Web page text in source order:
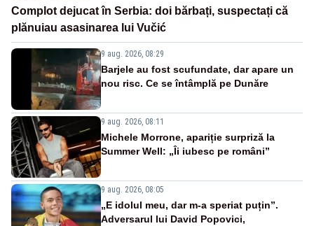
Complot dejucat în Serbia: doi bărbați, suspectați că
plănuiau asasinarea lui Vučić
9 aug. 2026, 08:29
Barjele au fost scufundate, dar apare un
nou risc. Ce se întâmplă pe Dunăre
9 aug. 2026, 08:11
Michele Morrone, apariție surpriză la
Summer Well: „Îi iubesc pe români”
9 aug. 2026, 08:05
„E idolul meu, dar m-a speriat puțin”.
Adversarul lui David Popovici,